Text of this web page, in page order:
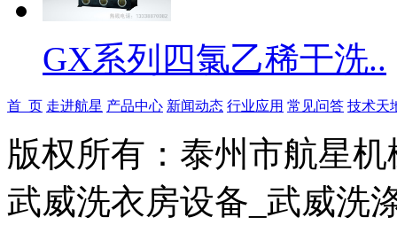
GX系列四氯乙稀干洗..
首 页 走进航星 产品中心 新闻动态 行业应用 常见问答 技术天
版权所有：泰州市航星
武威洗衣房设备_武威洗